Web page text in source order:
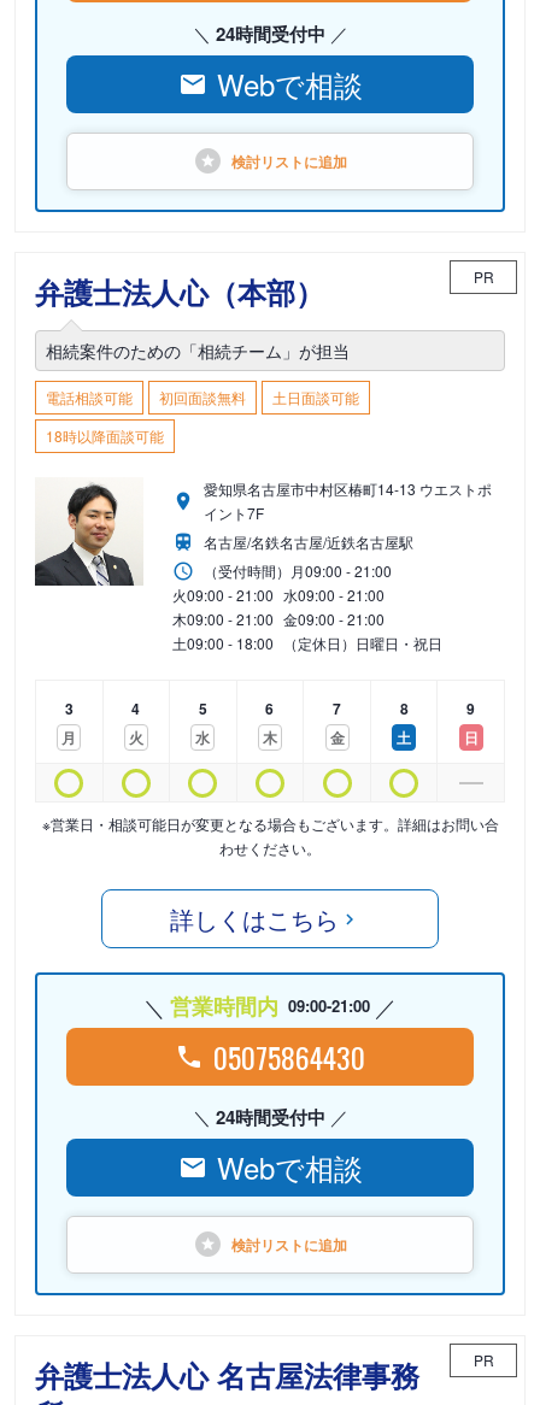
24時間受付中
Webで相談
検討リストに追加
弁護士法人心（本部） PR
相続案件のための「相続チーム」が担当
電話相談可能 初回面談無料
土日面談可能
18時以降面談可能
愛知県名古屋市中村区椿町14-13 ウエストポ
イント7F
名古屋/名鉄名古屋/近鉄名古屋駅
（受付時間） 月09:00 - 21:00
火09:00 - 21:00 水09:00 - 21:00
木09:00 - 21:00 金09:00 - 21:00
土09:00 - 18:00 （定休日）日曜日・祝日
3
月
4
火
5
水
6
木
7
金
8
土
9
日
※営業日・相談可能日が変更となる場合もございます。詳細はお問い合
わせください。
詳しくはこちら
営業時間内 09:00-21:00
05075864430
24時間受付中
Webで相談
検討リストに追加
弁護士法人心 名古屋法律事務
PR